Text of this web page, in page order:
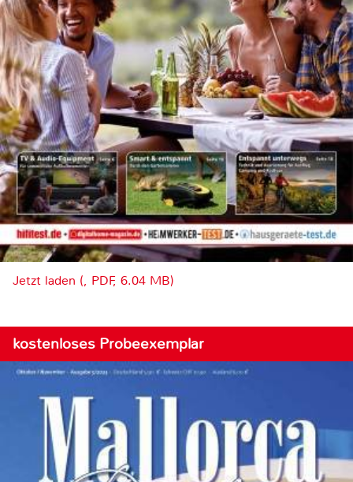
Jetzt laden (, PDF, 6.04 MB)
kostenloses Probeexemplar